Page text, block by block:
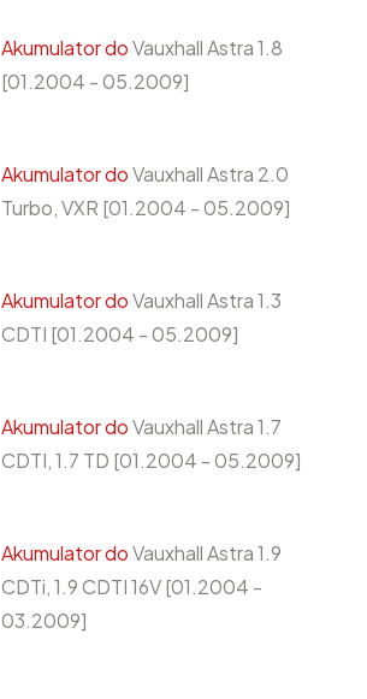
Akumulator doVauxhall Astra 1.8
[01.2004 - 05.2009]
Akumulator doVauxhall Astra 2.0
Turbo, VXR [01.2004 - 05.2009]
Akumulator doVauxhall Astra 1.3
CDTI [01.2004 - 05.2009]
Akumulator doVauxhall Astra 1.7
CDTI, 1.7 TD [01.2004 - 05.2009]
Akumulator doVauxhall Astra 1.9
CDTi, 1.9 CDTI 16V [01.2004 -
03.2009]